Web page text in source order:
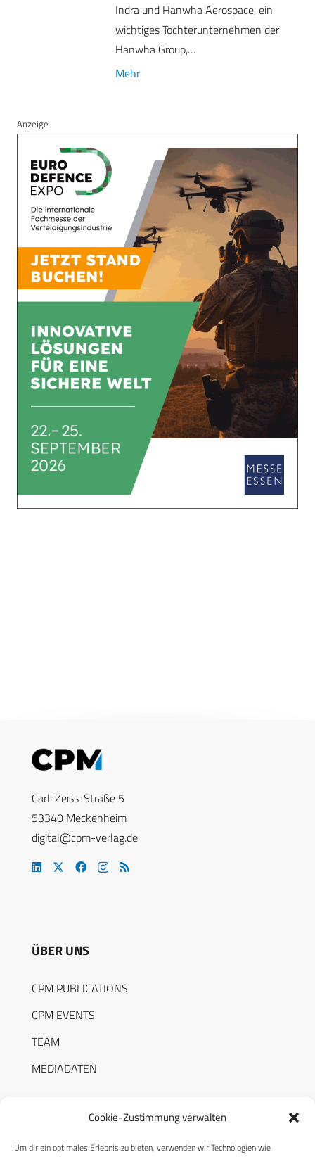
Cookie-Zustimmung verwalten
Um dir ein optimales Erlebnis zu bieten, verwenden wir Technologien wie
Indra und Hanwha Aerospace, ein
wichtiges Tochterunternehmen der
Hanwha Group,…
Mehr
Anzeige
Carl-Zeiss-Straße 5
53340 Meckenheim
digital@cpm-verlag.de
ÜBER UNS
CPM PUBLICATIONS
CPM EVENTS
TEAM
MEDIADATEN